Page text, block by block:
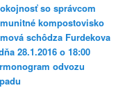
so správcom
kompostovisko
schôdza Furdekova
28.1.2016 o 18:00
odvozu